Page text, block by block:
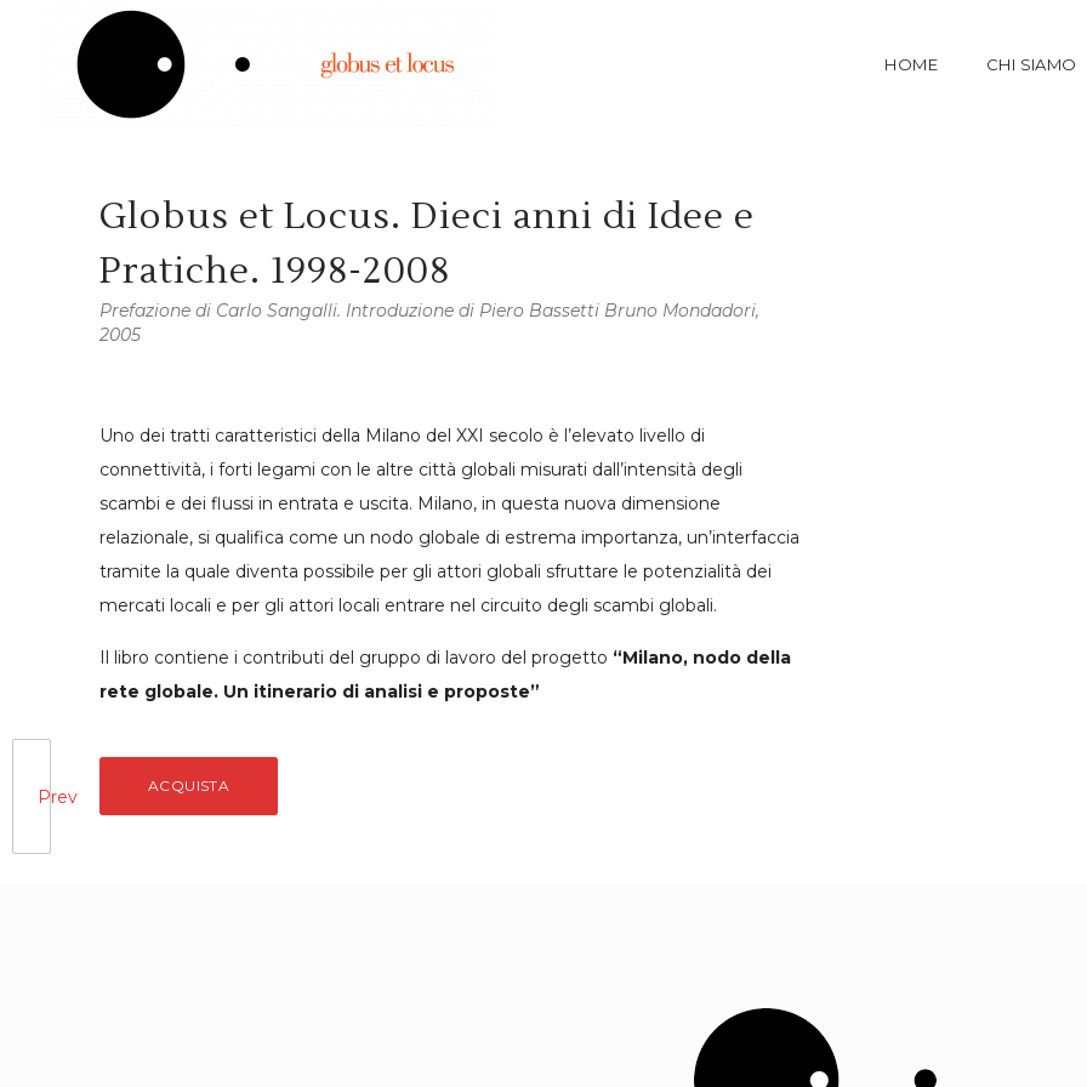
HOME CHI SIAMO
Prev
Globus et Locus. Dieci anni di Idee e
Pratiche. 1998-2008
Prefazione di Carlo Sangalli. Introduzione di Piero Bassetti Bruno Mondadori,
2005
Uno dei tratti caratteristici della Milano del XXI secolo è l’elevato livello di
connettività, i forti legami con le altre città globali misurati dall’intensità degli
scambi e dei flussi in entrata e uscita. Milano, in questa nuova dimensione
relazionale, si qualifica come un nodo globale di estrema importanza, un’interfaccia
tramite la quale diventa possibile per gli attori globali sfruttare le potenzialità dei
mercati locali e per gli attori locali entrare nel circuito degli scambi globali.
Il libro contiene i contributi del gruppo di lavoro del progetto “Milano, nodo della
rete globale. Un itinerario di analisi e proposte”
ACQUISTA